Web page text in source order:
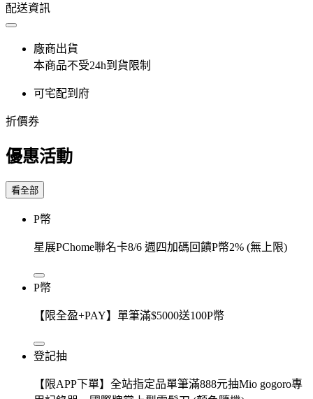
配送資訊
廠商出貨
本商品不受24h到貨限制
可宅配到府
折價券
優惠活動
看全部
P幣
星展PChome聯名卡8/6 週四加碼回饋P幣2% (無上限)
P幣
【限全盈+PAY】單筆滿$5000送100P幣
登記抽
【限APP下單】全站指定品單筆滿888元抽Mio gogoro專